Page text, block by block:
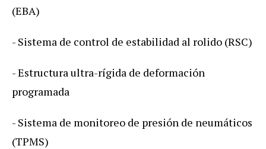
(EBA)
- Sistema de control de estabilidad al rolido (RSC)
- Estructura ultra-rígida de deformación
programada
- Sistema de monitoreo de presión de neumáticos
(TPMS)